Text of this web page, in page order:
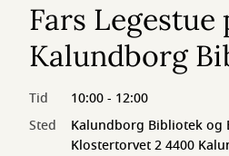
Fars Legestue
Kalundborg
Tid
10:00 - 12:00
Sted
Kalundborg Bibliotek og
Klostertorvet 2 4400